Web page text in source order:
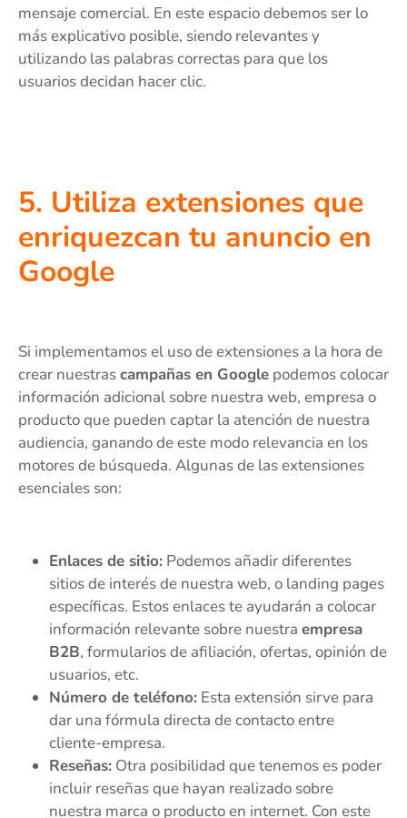
mensaje comercial. En este espacio debemos ser lo
más explicativo posible, siendo relevantes y
utilizando las palabras correctas para que los
usuarios decidan hacer clic.
5. Utiliza extensiones que
enriquezcan tu anuncio en
Google
Si implementamos el uso de extensiones a la hora de
crear nuestrascampañas en Google podemos colocar
información adicional sobre nuestra web, empresa o
producto que pueden captar la atención de nuestra
audiencia, ganando de este modo relevancia en los
motores de búsqueda. Algunas de las extensiones
esenciales son:
Enlaces de sitio: Podemos añadir diferentes
sitios de interés de nuestra web, o landing pages
específicas. Estos enlaces te ayudarán a colocar
información relevante sobre nuestra empresa
B2B, formularios de afiliación, ofertas, opinión de
usuarios, etc.
Número de teléfono: Esta extensión sirve para
dar una fórmula directa de contacto entre
cliente-empresa.
Reseñas: Otra posibilidad que tenemos es poder
incluir reseñas que hayan realizado sobre
nuestra marca o producto en internet. Con este